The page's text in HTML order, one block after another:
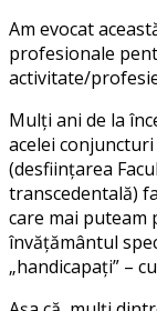
Am evocat
profesionale
activitate/
Mulți ani de la
acelei
(desființarea
transcedentală)
care mai puteam
învățământul
„handicapați” –